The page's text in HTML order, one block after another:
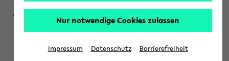
Projektmodul "Bakterielle Biotechnologie"
Persönliche Anmeldung beim Veranstalter ist unbedingt
Nur notwendige Cookies zulassen
Impressum Datenschutz Barrierefreiheit